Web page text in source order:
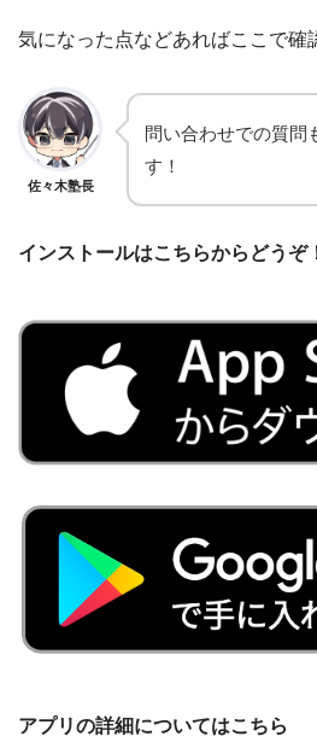
気になった点などあればここで確
佐々木塾長
問い合わせでの質問
す！
インストールはこちらからどうぞ
アプリの詳細についてはこちら